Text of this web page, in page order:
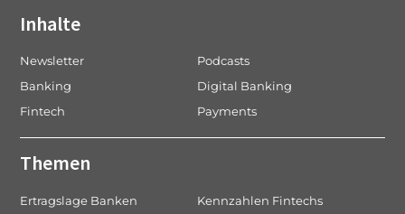
Inhalte
Newsletter
Podcasts
Banking
Digital Banking
Fintech
Payments
Themen
Ertragslage Banken
Kennzahlen Fintechs